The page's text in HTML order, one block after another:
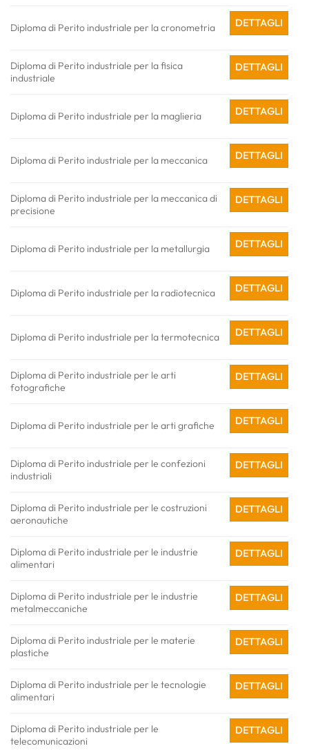
Diploma di Perito industriale per la cronometria DETTAGLI
Diploma di Perito industriale per la fisica
industriale
DETTAGLI
Diploma di Perito industriale per la maglieria DETTAGLI
Diploma di Perito industriale per la meccanica DETTAGLI
Diploma di Perito industriale per la meccanica di
precisione
DETTAGLI
Diploma di Perito industriale per la metallurgia DETTAGLI
Diploma di Perito industriale per la radiotecnica DETTAGLI
Diploma di Perito industriale per la termotecnica DETTAGLI
Diploma di Perito industriale per le arti
fotografiche
DETTAGLI
Diploma di Perito industriale per le arti grafiche DETTAGLI
Diploma di Perito industriale per le confezioni
industriali
DETTAGLI
Diploma di Perito industriale per le costruzioni
aeronautiche
DETTAGLI
Diploma di Perito industriale per le industrie
alimentari
DETTAGLI
Diploma di Perito industriale per le industrie
metalmeccaniche
DETTAGLI
Diploma di Perito industriale per le materie
plastiche
DETTAGLI
Diploma di Perito industriale per le tecnologie
alimentari
DETTAGLI
Diploma di Perito industriale per le
telecomunicazioni
DETTAGLI